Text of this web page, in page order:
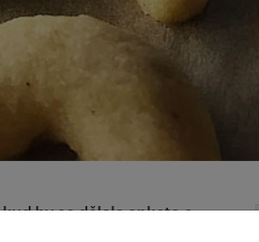
by se dělala anketa o
vyhrály. Jsou to právě ony,